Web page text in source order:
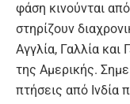
φάση κινούνται
στηρίζουν
Αγγλία, Γαλλία
της Αμερικής.
πτήσεις από Ινδία